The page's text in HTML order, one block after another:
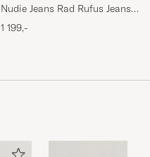
Nudie Jeans Rad Rufus Jeans
Indigo Blues
1 199,-